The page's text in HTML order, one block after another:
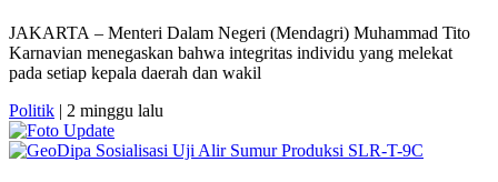
JAKARTA – Menteri Dalam Negeri (Mendagri) Muhammad Tito
Karnavian menegaskan bahwa integritas individu yang melekat
pada setiap kepala daerah dan wakil
Politik | 2 minggu lalu